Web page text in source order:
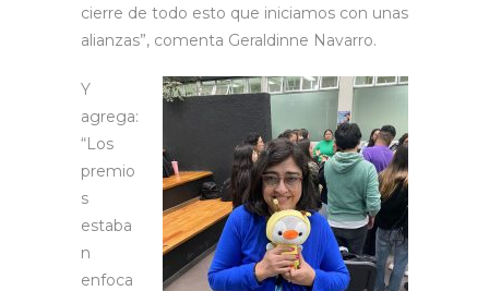
cierre de todo esto que iniciamos con unas
alianzas”, comenta Geraldinne Navarro.
Y
agrega:
“Los
premio
s
estaba
n
enfoca